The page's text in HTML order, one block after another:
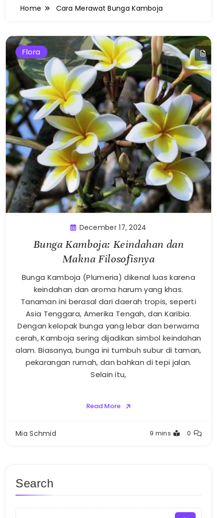
Home Cara Merawat Bunga Kamboja
Flora
December 17, 2024
Bunga Kamboja: Keindahan dan
Makna Filosofisnya
Bunga Kamboja (Plumeria) dikenal luas karena
keindahan dan aroma harum yang khas.
Tanaman ini berasal dari daerah tropis, seperti
Asia Tenggara, Amerika Tengah, dan Karibia.
Dengan kelopak bunga yang lebar dan berwarna
cerah, Kamboja sering dijadikan simbol keindahan
alam. Biasanya, bunga ini tumbuh subur di taman,
pekarangan rumah, dan bahkan di tepi jalan.
Selain itu,
Read More
Mia Schmid 9 mins 0
Search